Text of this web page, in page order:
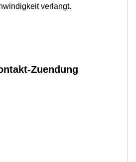
verlangt.
Zuendung